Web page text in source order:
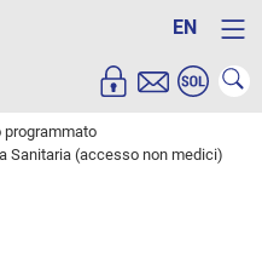
EN
programmato
Sanitaria (accesso non medici)